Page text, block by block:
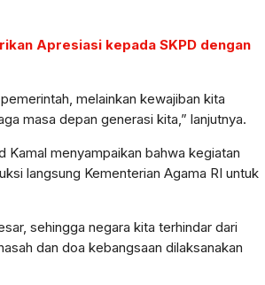
Apresiasi kepada SKPD dengan
melainkan kewajiban kita
masa depan generasi kita,” lanjutnya.
Kamal menyampaikan bahwa kegiatan
langsung Kementerian Agama RI untuk
sehingga negara kita terhindar dari
dan doa kebangsaan dilaksanakan